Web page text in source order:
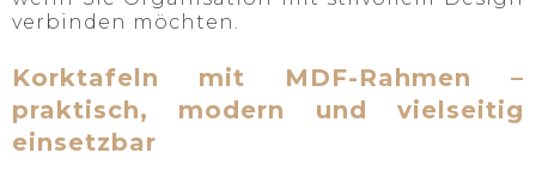
verbinden möchten.
Korktafeln mit MDF-Rahmen –
praktisch, modern und vielseitig
einsetzbar